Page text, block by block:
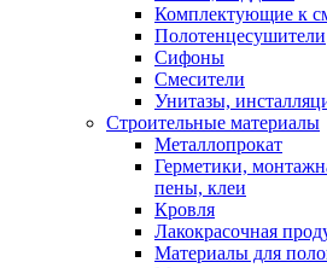
Комплектующие к
Полотенцесушители
Сифоны
Смесители
Унитазы,
Строительные материалы
Металлопрокат
Герметики,
пены, клеи
Кровля
Лакокрасочная
Материалы для